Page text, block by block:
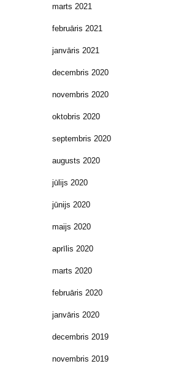
marts 2021
februāris 2021
janvāris 2021
decembris 2020
novembris 2020
oktobris 2020
septembris 2020
augusts 2020
jūlijs 2020
jūnijs 2020
maijs 2020
aprīlis 2020
marts 2020
februāris 2020
janvāris 2020
decembris 2019
novembris 2019